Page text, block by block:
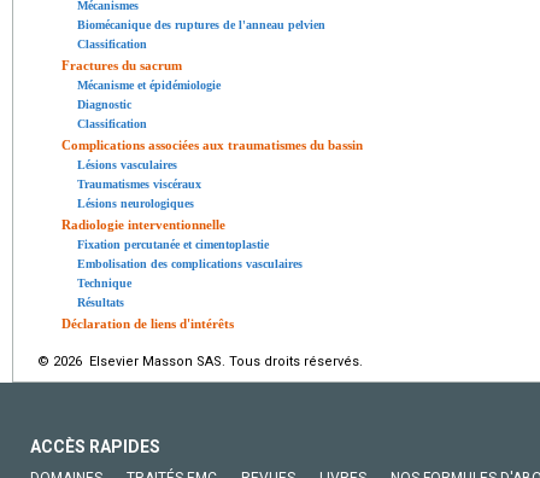
Mécanismes
Biomécanique des ruptures de l'anneau pelvien
Classification
Fractures du sacrum
Mécanisme et épidémiologie
Diagnostic
Classification
Complications associées aux traumatismes du bassin
Lésions vasculaires
Traumatismes viscéraux
Lésions neurologiques
Radiologie interventionnelle
Fixation percutanée et cimentoplastie
Embolisation des complications vasculaires
Technique
Résultats
Déclaration de liens d'intérêts
© 2026 Elsevier Masson SAS. Tous droits réservés.
ACCÈS RAPIDES